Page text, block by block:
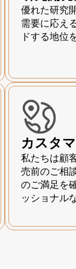
優れた研究
需要に応え
ドする地位
カスタ
私たちは顧
売前のご相
のご満足を
ッショナル